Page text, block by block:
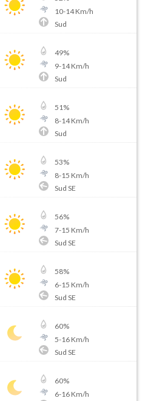
10-14Km/h
Sud
49%
9-14Km/h
Sud
51%
8-14Km/h
Sud
53%
8-15 Km/h
Sud SE
56%
7-15 Km/h
Sud SE
58%
6-15 Km/h
Sud SE
60%
5-16Km/h
Sud SE
60%
6-16Km/h